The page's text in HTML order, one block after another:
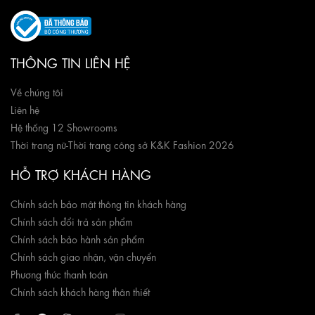
THÔNG TIN LIÊN HỆ
Về chúng tôi
Liên hệ
Hệ thống 12 Showrooms
Thời trang nữ-Thời trang công sở K&K Fashion 2026
HỖ TRỢ KHÁCH HÀNG
Chính sách bảo mật thông tin khách hàng
Chính sách đổi trả sản phẩm
Chính sách bảo hành sản phẩm
Chính sách giao nhận, vận chuyển
Phương thức thanh toán
Chính sách khách hàng thân thiết